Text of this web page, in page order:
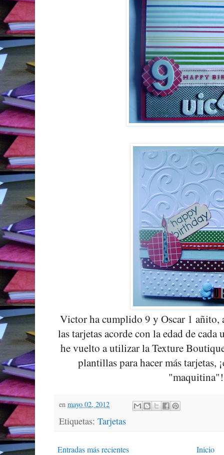
Victor ha cumplido 9 y Oscar 1 añito,
las tarjetas acorde con la edad de
he vuelto a utilizar la Texture
plantillas para hacer más tarjetas,
en mayo 02, 2012
Etiquetas: Tarjetas
Entradas más recientes Inicio